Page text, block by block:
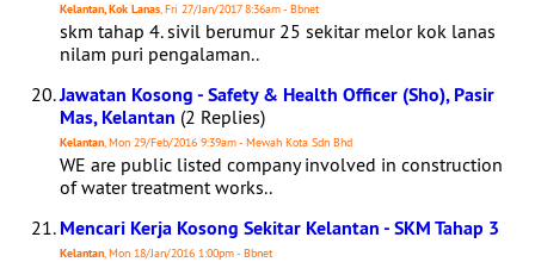
Kelantan, Kok Lanas, Fri 27/Jan/2017 8:36am - Bbnet
skm tahap 4. sivil berumur 25 sekitar melor kok lanas
nilam puri pengalaman..
Jawatan Kosong - Safety & Health Officer (Sho), Pasir
Mas, Kelantan (2 Replies)
Kelantan, Mon 29/Feb/2016 9:39am - Mewah Kota Sdn Bhd
WE are public listed company involved in construction
of water treatment works..
Mencari Kerja Kosong Sekitar Kelantan - SKM Tahap 3
Kelantan, Mon 18/Jan/2016 1:00pm - Bbnet